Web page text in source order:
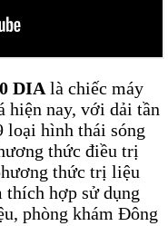
DIA là chiếc máy
hiện nay, với dải tần
loại hình thái sóng
thức điều trị
thức trị liệu
thích hợp sử dụng
phòng khám Đông